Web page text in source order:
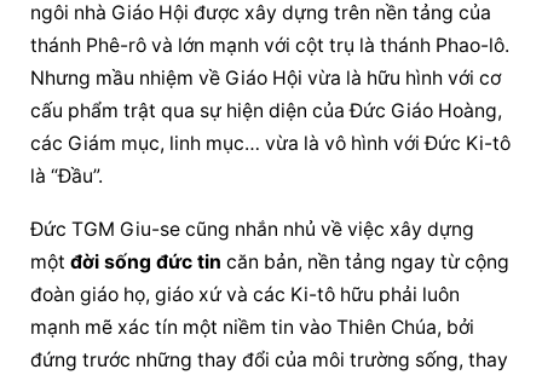
ngôi nhà Giáo Hội được xây dựng trên nền tảng của
thánh Phê-rô và lớn mạnh với cột trụ là thánh Phao-lô.
Nhưng mầu nhiệm về Giáo Hội vừa là hữu hình với cơ
cấu phẩm trật qua sự hiện diện của Đức Giáo Hoàng,
các Giám mục, linh mục… vừa là vô hình với Đức Ki-tô
là “Đầu”.
Đức TGM Giu-se cũng nhắn nhủ về việc xây dựng
một đời sống đức tin căn bản, nền tảng ngay từ cộng
đoàn giáo họ, giáo xứ và các Ki-tô hữu phải luôn
mạnh mẽ xác tín một niềm tin vào Thiên Chúa, bởi
đứng trước những thay đổi của môi trường sống, thay